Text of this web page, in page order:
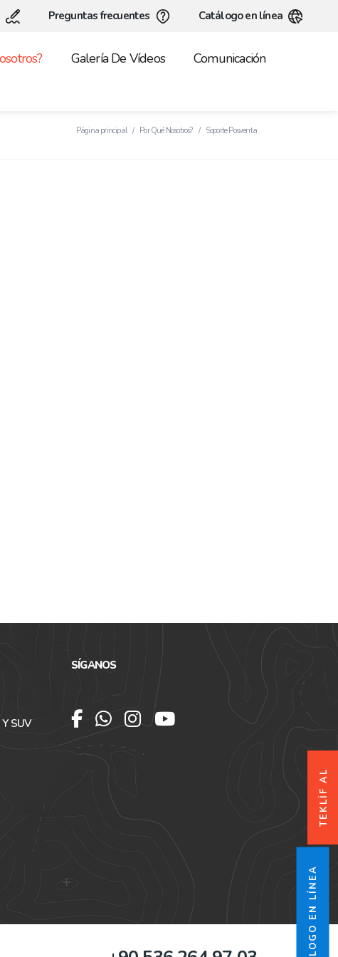
Preguntas frecuentes Catálogo en línea
Galería De Vídeos Comunicación
CATÁLOGO EN LÍNEA
TEKLİF AL
Página principal Por Qué Nosotros? Soporte Posventa
SUV
SÍGANOS